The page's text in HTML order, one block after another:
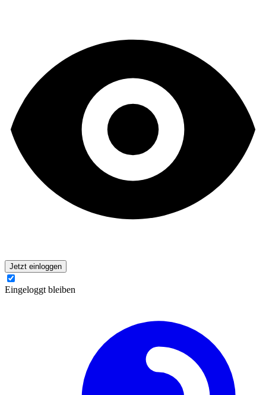
Jetzt einloggen
Eingeloggt bleiben